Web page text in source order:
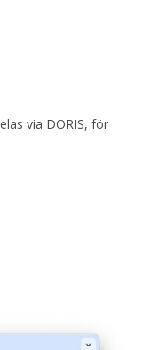
via DORIS, för